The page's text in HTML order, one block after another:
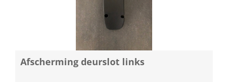
Afscherming deurslot links